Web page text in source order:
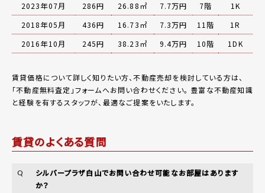
2023年07月
286円 26.88㎡ 7.7万円 7階
1K
2018年05月
436円 16.73㎡ 7.3万円 11階
1R
2016年10月
245円 38.23㎡ 9.4万円 10階 1DK
賃貸価格について詳しく知りたい方、不動産売却を検討している方は、
「不動産無料査定 」フォームへお問い合わせください。 豊富な不動産知識
と経験を有するスタッフが、最適なご提案をいたします。
賃貸のよくある質問
Q
シルバープラザ白山でお問い合わせ可能なお部屋はあります
か？